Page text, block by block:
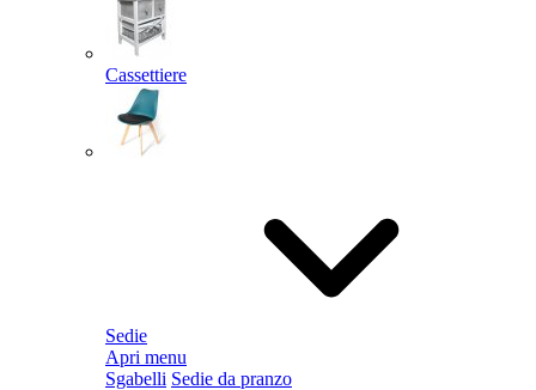
Cassettiere
Sedie
Apri menu
Sgabelli Sedie da pranzo